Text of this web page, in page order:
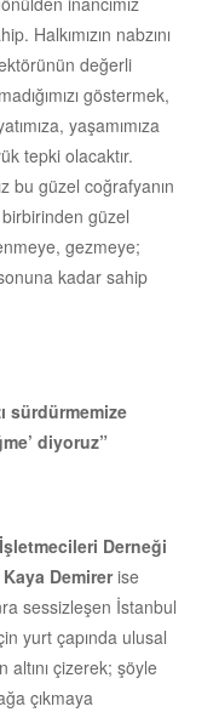
Halkımızın nabzını
değerli
göstermek,
yaşamımıza
tepki olacaktır.
bu güzel coğrafyanın
birbirinden güzel
gezmeye;
kadar sahip
sürdürmemize
diyoruz”
İşletmecileri Derneği
Demirerise
sessizleşen İstanbul
yurt çapında ulusal
altını çizerek; şöyle
çıkmaya